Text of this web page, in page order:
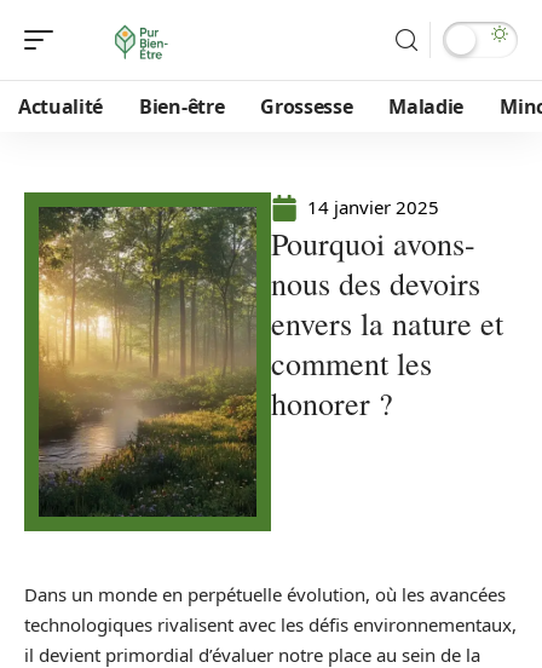
Actualité Bien-être Grossesse Maladie
14 janvier 2025
Pourquoi avons-
nous des devoirs
envers la nature et
comment les
honorer ?
Dans un monde en perpétuelle évolution, où les avancées
technologiques rivalisent avec les défis environnementaux,
il devient primordial d’évaluer notre place au sein de la